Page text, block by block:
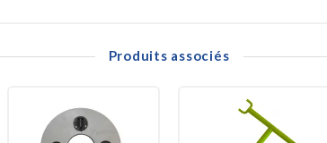
Produits associés